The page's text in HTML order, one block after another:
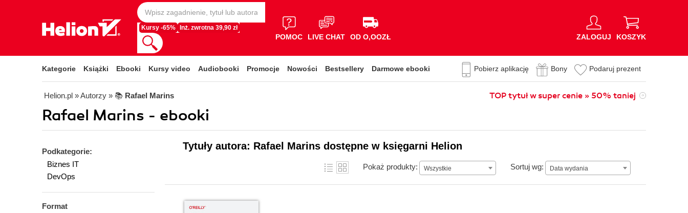
Kursy -65% Inż. zwrotna 39,90 zł
POMOC LIVE CHAT OD O,OOZŁ ZALOGUJ KOSZYK
Kategorie Książki Ebooki Kursy video Audiobooki Promocje Nowości Bestsellery Darmowe ebooki Pobierz aplikację Bony Podaruj prezent
Helion.pl » Autorzy » 📚 Rafael Marins TOP tytuł w super cenie » 50% taniej
Rafael Marins - ebooki
Podkategorie:
Biznes IT
DevOps
Format
Tytuły autora: Rafael Marins dostępne w księgarni Helion
Pokaż produkty: Wszystkie Sortuj wg: Data wydania
Data wydania